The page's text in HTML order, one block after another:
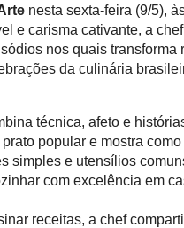
nesta sexta-feira (9/5),
e carisma cativante, a
nos quais transforma
da culinária
técnica, afeto e
popular e mostra
simples e utensílios
com excelência em
receitas, a chef